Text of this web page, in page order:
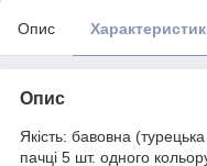
Опис
Опис
Якість: бавовна
пачці 5 шт. одного